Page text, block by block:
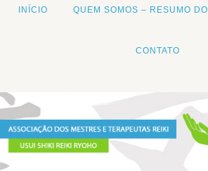
INÍCIO QUEM SOMOS – RESUMO
CONTATO